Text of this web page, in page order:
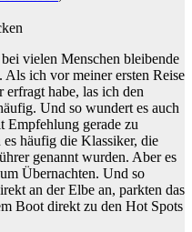
vielen Menschen bleibende
ich vor meiner ersten Reise
habe, las ich den
Und so wundert es auch
Empfehlung gerade zu
häufig die Klassiker, die
genannt wurden. Aber es
Übernachten. Und so
an der Elbe an, parkten das
Boot direkt zu den Hot Spots